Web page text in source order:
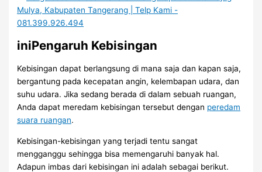
iniPengaruh Kebisingan
Kebisingan dapat berlangsung di mana saja dan kapan saja,
bergantung pada kecepatan angin, kelembapan udara, dan
suhu udara. Jika sedang berada di dalam sebuah ruangan,
Anda dapat meredam kebisingan tersebut dengan peredam
suara ruangan.
Kebisingan-kebisingan yang terjadi tentu sangat
mengganggu sehingga bisa memengaruhi banyak hal.
Adapun imbas dari kebisingan ini adalah sebagai berikut.